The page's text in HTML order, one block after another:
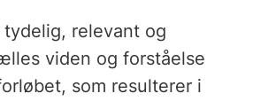
relevant og
viden og forståelse
som resulterer i